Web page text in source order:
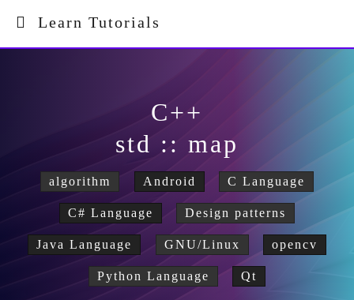
Learn Tutorials
C++
std :: map
algorithm Android C Language
C# Language Design patterns
Java Language GNU/Linux opencv
Python Language Qt